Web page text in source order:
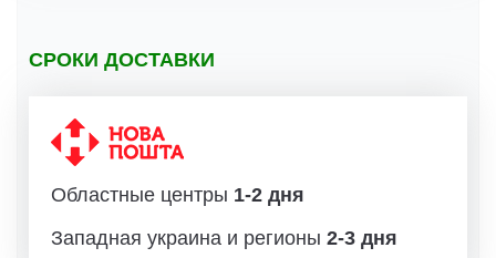
СРОКИ ДОСТАВКИ
Областные центры 1-2 дня
Западная украина и регионы 2-3 дня